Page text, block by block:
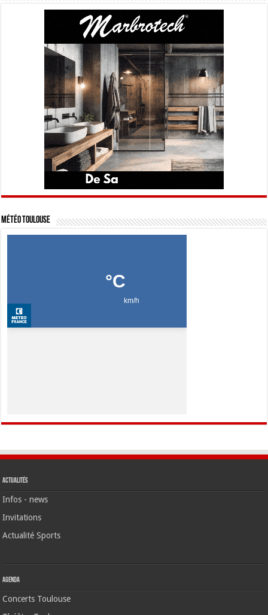
Météo Toulouse
Actualités
Infos - news
Invitations
Actualité Sports
Agenda
Concerts Toulouse